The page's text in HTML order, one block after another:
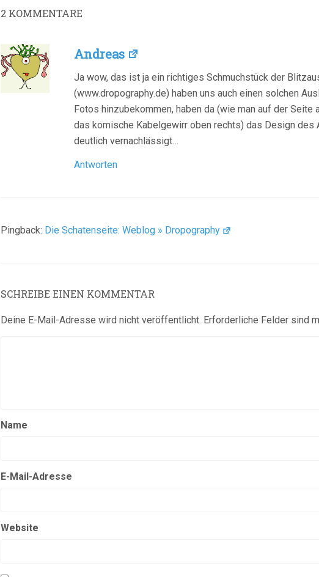
2 KOMMENTARE
Andreas
Ja wow, das ist ja ein richtiges Schmuchstück der
(www.dropography.de) haben uns auch einen solchen
Fotos hinzubekommen, haben da (wie man auf der Seite
das komische Kabelgewirr oben rechts) das Design des
deutlich vernachlässigt…
Antworten
Pingback: Die Schatenseite: Weblog » Dropography
SCHREIBE EINEN KOMMENTAR
Deine E-Mail-Adresse wird nicht veröffentlicht. Erforderliche Felder sind
Name
E-Mail-Adresse
Website